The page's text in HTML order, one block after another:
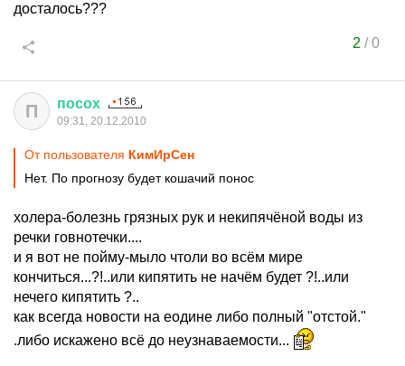
досталось???
2 /0
П посох
09:31, 20.12.2010
От пользователя КимИрСен
Нет. По прогнозу будет кошачий понос
холера-болезнь грязных рук и некипячёной воды из
речки говнотечки....
и я вот не пойму-мыло чтоли во всём мире
кончиться...?!..или кипятить не начём будет ?!..или
нечего кипятить ?..
как всегда новости на еодине либо полный "отстой."
.либо искажено всё до неузнаваемости...